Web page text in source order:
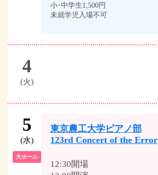
小･中学生1,500円
未就学児入場不可
4
(火)
5
(水)
大ホール
東京農工大学ピアノ部
123rd Concert of the Error
12:30開場